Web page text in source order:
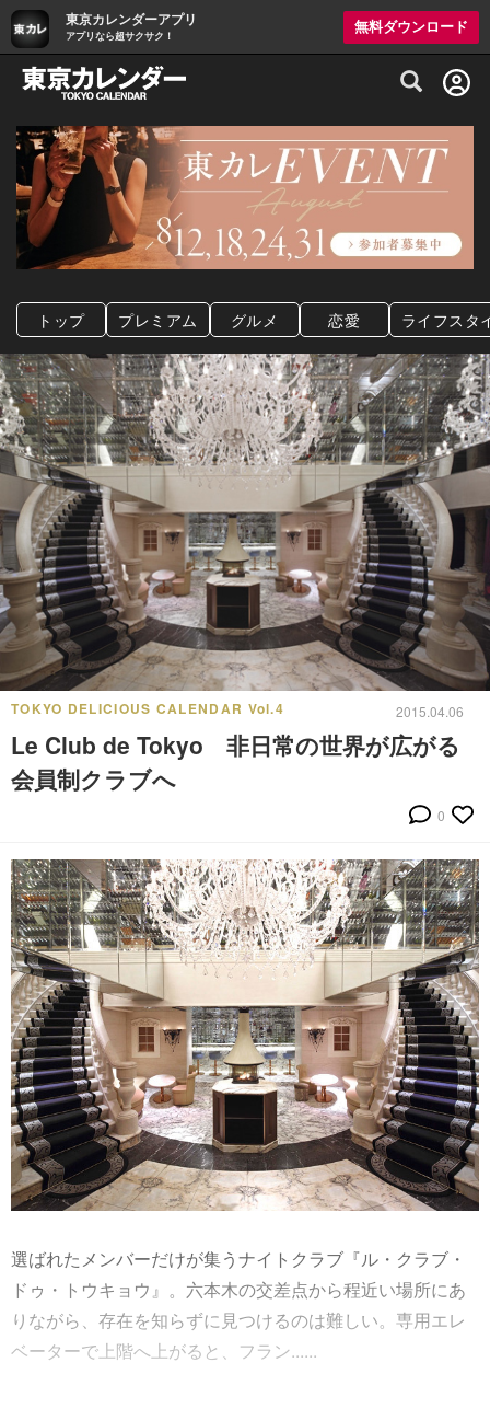
東京カレンダーアプリ
アプリなら超サクサク！
無料ダウンロード
グルメ情報・プレミアムレストラン予約
トップ プレミアム グルメ 恋愛 ライフスタ
TOKYO DELICIOUS CALENDAR Vol.4 2015.04.06
Le Club de Tokyo 非日常の世界が広がる
会員制クラブへ
0
選ばれたメンバーだけが集うナイトクラブ『ル・クラブ・
ドゥ・トウキョウ』。六本木の交差点から程近い場所にあ
りながら、存在を知らずに見つけるのは難しい。専用エレ
ベーターで上階へ上がると、フラン......